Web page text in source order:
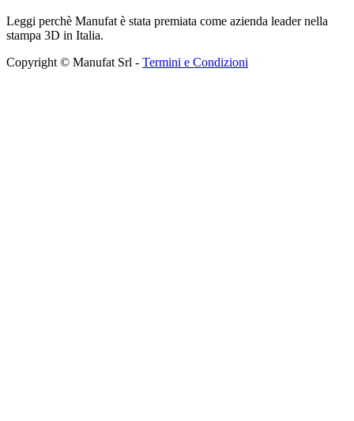
Leggi perchè Manufat è stata premiata come azienda leader nella
stampa 3D in Italia.
Copyright © Manufat Srl - Termini e Condizioni